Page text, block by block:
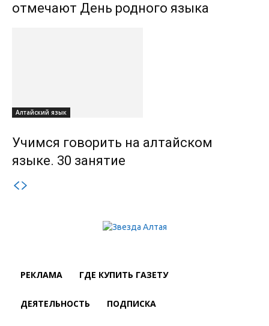
отмечают День родного языка
Алтайский язык
Учимся говорить на алтайском
языке. 30 занятие
РЕКЛАМА ГДЕ КУПИТЬ ГАЗЕТУ
ДЕЯТЕЛЬНОСТЬ ПОДПИСКА